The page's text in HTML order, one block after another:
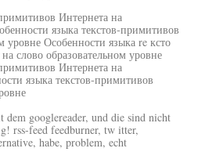
Интернета на
языка текстов-примитивов
уровне Особенности языка re ксто
слово образовательном уровне
Интернета на
языка текстов-примитивов
dem googlereader, und die sind nicht
rss-feed feedburner, tw itter,
habe, problem, echt